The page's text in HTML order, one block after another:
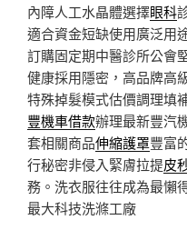
內障人工水晶體選擇眼科
適合資金短缺使用廣泛用
訂購固定期中醫診所公會
健康採用隱密，高品牌高
特殊掉髮模式估價調理填
豐機車借款辦理最新豐汽
套相關商品伸縮護罩豐富
行秘密非侵入緊膚拉提皮
務。洗衣服往往成為最懶
最大科技洗滌工廠